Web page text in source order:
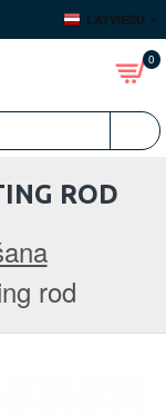
LATVIEŠU
0
rod
ROD